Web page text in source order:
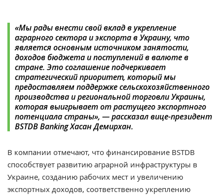
«Мы рады внести свой вклад в укрепление
аграрного сектора и экспорта в Украину, что
является основным источником занятости,
доходов бюджета и поступлений в валюте в
стране. Это соглашение подчеркивает
стратегический приоритет, который мы
предоставляем поддержке сельскохозяйственного
производства и региональной торговли Украины,
которая выигрывает от растущего экспортного
потенциала страны», — рассказал вице-президент
BSTDB BankingХасан Демирхан.
В компании отмечают, что финансирование BSTDB
способствует развитию аграрной инфраструктуры в
Украине, созданию рабочих мест и увеличению
экспортных доходов, соответственно укреплению